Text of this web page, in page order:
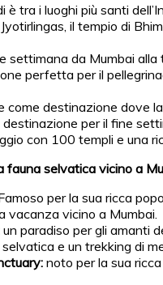
è tra i luoghi più santi
il tempio di
settimana da Mumbai
perfetta per il
come destinazione dove
per il fine
con 100 templi e una
fauna selvatica vicino a
per la sua ricca
vacanza vicino a Mumbai.
un paradiso per gli amanti
e un trekking di
noto per la sua